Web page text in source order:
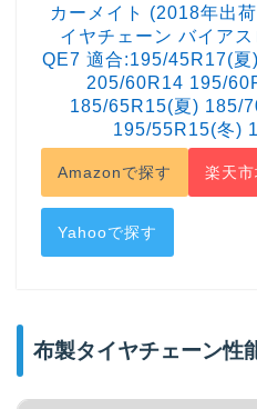
カーメイト (2018年出
イヤチェーン バイア
QE7 適合:195/45R17(
205/60R14 195/
185/65R15(夏) 185/
195/55R15(冬)
Amazonで探す 楽天
Yahooで探す
布製タイヤチェーン性